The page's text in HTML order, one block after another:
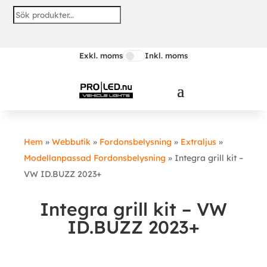
Exkl. moms Inkl. moms
Hem » Webbutik » Fordonsbelysning » Extraljus »
Modellanpassad Fordonsbelysning » Integra grill kit –
VW ID.BUZZ 2023+
Integra grill kit – VW
ID.BUZZ 2023+